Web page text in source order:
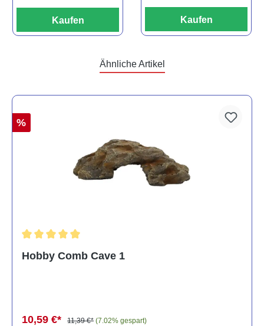
Kaufen Kaufen
Ähnliche Artikel
%
Hobby Comb Cave 1
10,59 €* 11,39 €* (7.02% gespart)